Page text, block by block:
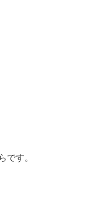
です。